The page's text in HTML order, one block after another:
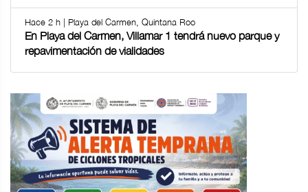
Hace 2 h | Playa del Carmen, Quintana Roo
En Playa del Carmen, Villamar 1 tendrá nuevo parque y
repavimentación de vialidades